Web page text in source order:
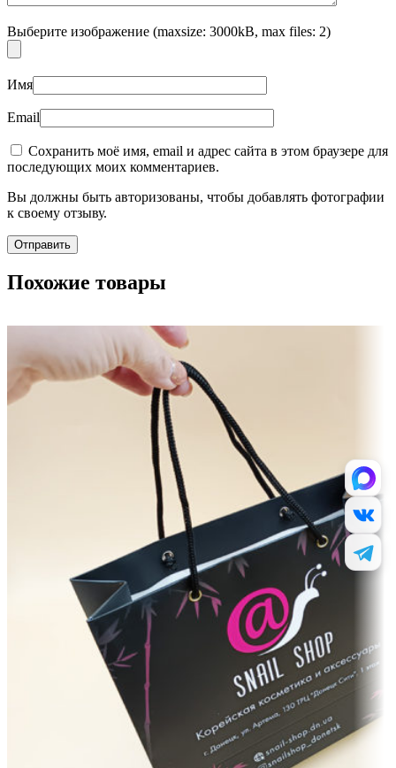
Выберите изображение (maxsize: 3000kB, max files: 2)
Имя
Email
Сохранить моё имя, email и адрес сайта в этом браузере для
последующих моих комментариев.
Вы должны быть авторизованы, чтобы добавлять фотографии
к своему отзыву.
Похожие товары